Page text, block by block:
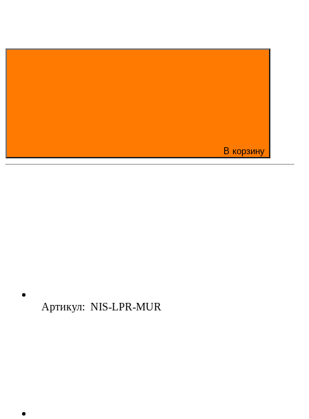
В корзину
Артикул: NIS-LPR-MUR